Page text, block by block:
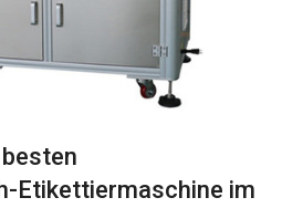
Etikettiermaschine im